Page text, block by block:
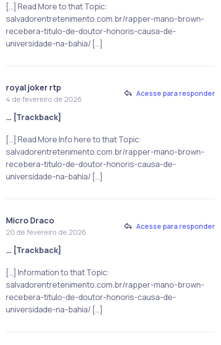
[…] Read More to that Topic:
salvadorentretenimento.com.br/rapper-mano-brown-
recebera-titulo-de-doutor-honoris-causa-de-
universidade-na-bahia/ […]
royal joker rtp
4 de fevereiro de 2026
Acesse para responder
… [Trackback]
[…] Read More Info here to that Topic:
salvadorentretenimento.com.br/rapper-mano-brown-
recebera-titulo-de-doutor-honoris-causa-de-
universidade-na-bahia/ […]
Micro Draco
20 de fevereiro de 2026
Acesse para responder
… [Trackback]
[…] Information to that Topic:
salvadorentretenimento.com.br/rapper-mano-brown-
recebera-titulo-de-doutor-honoris-causa-de-
universidade-na-bahia/ […]